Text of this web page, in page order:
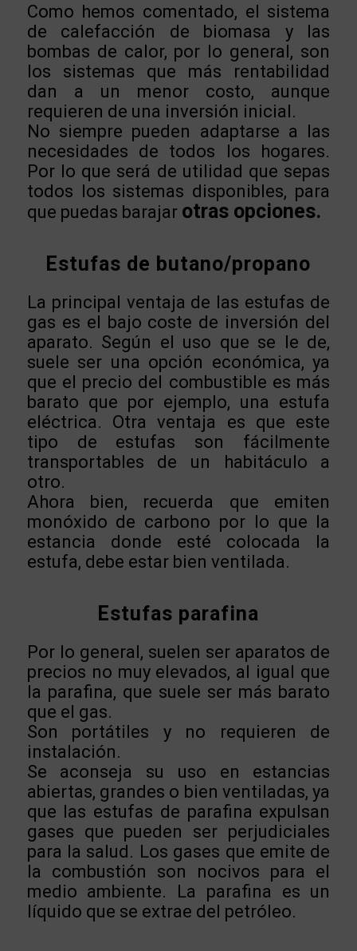
Como hemos comentado, el sistema
de calefacción de biomasa y las
bombas de calor, por lo general, son
los sistemas que más rentabilidad
dan a un menor costo, aunque
requieren de una inversión inicial.
No siempre pueden adaptarse a las
necesidades de todos los hogares.
Por lo que será de utilidad que sepas
todos los sistemas disponibles, para
que puedas barajar otras opciones.
Estufas de butano/propano
La principal ventaja de las estufas de
gas es el bajo coste de inversión del
aparato. Según el uso que se le de,
suele ser una opción económica, ya
que el precio del combustible es más
barato que por ejemplo, una estufa
eléctrica. Otra ventaja es que este
tipo de estufas son fácilmente
transportables de un habitáculo a
otro.
Ahora bien, recuerda que emiten
monóxido de carbono por lo que la
estancia donde esté colocada la
estufa, debe estar bien ventilada.
Estufas parafina
Por lo general, suelen ser aparatos de
precios no muy elevados, al igual que
la parafina, que suele ser más barato
que el gas.
Son portátiles y no requieren de
instalación.
Se aconseja su uso en estancias
abiertas, grandes o bien ventiladas, ya
que las estufas de parafina expulsan
gases que pueden ser perjudiciales
para la salud. Los gases que emite de
la combustión son nocivos para el
medio ambiente. La parafina es un
líquido que se extrae del petróleo.